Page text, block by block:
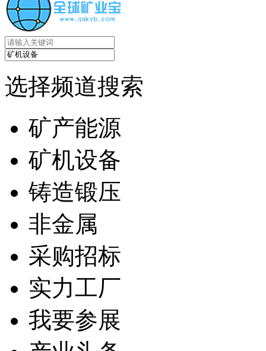
选择频道搜索
矿产能源
矿机设备
铸造锻压
非金属
采购招标
实力工厂
我要参展